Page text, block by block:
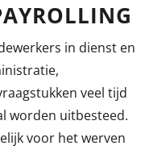
in dienst en
veel tijd
worden uitbesteed.
voor het werven